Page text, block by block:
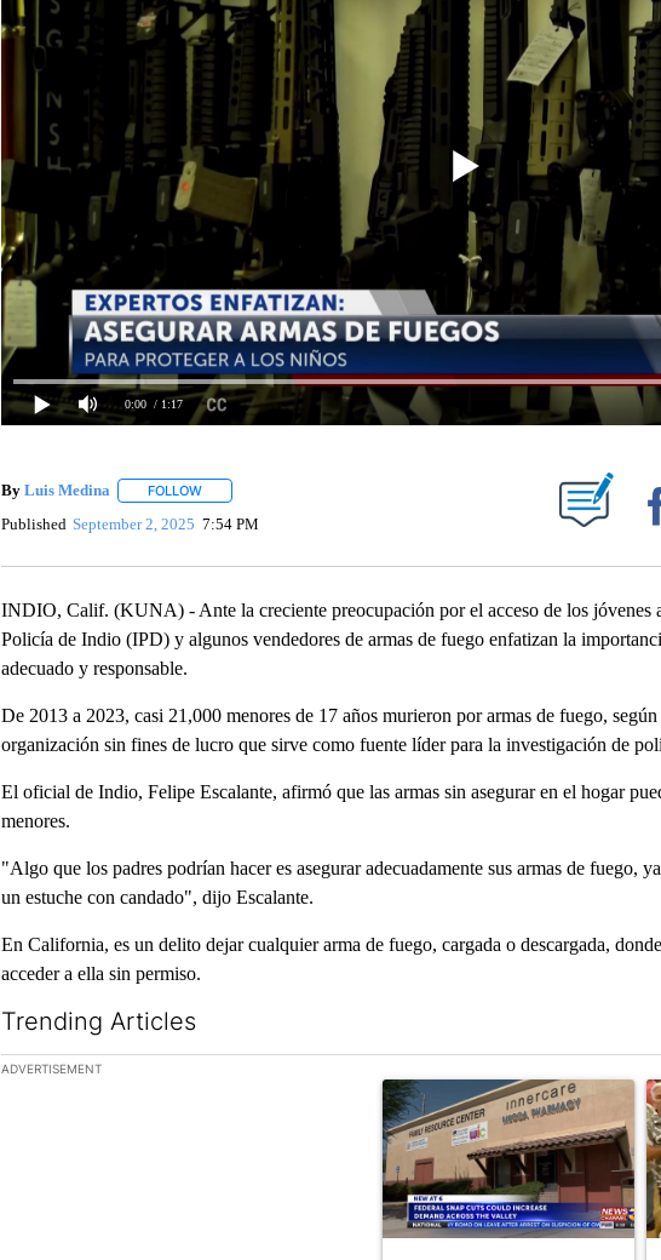
0:00 / 1:17
By Luis Medina FOLLOWFOLLOW "" TO RECEIVE NOTIFICATIONS ABOUT NEW PAGES ON "".
Published September 2, 2025 7:54 PM
INDIO, Calif. (KUNA) - Ante la creciente preocupación por el acceso de los jóvenes
Policía de Indio (IPD) y algunos vendedores de armas de fuego enfatizan la
adecuado y responsable.
De 2013 a 2023, casi 21,000 menores de 17 años murieron por armas de fuego,
organización sin fines de lucro que sirve como fuente líder para la investigación de
El oficial de Indio, Felipe Escalante, afirmó que las armas sin asegurar en el hogar
menores.
"Algo que los padres podrían hacer es asegurar adecuadamente sus armas de fuego,
un estuche con candado", dijo Escalante.
En California, es un delito dejar cualquier arma de fuego, cargada o descargada,
acceder a ella sin permiso.
Trending Articles
The following is a list of the most commented articles in the last 7 days.
ADVERTISEMENT
A trending article titled "Federal